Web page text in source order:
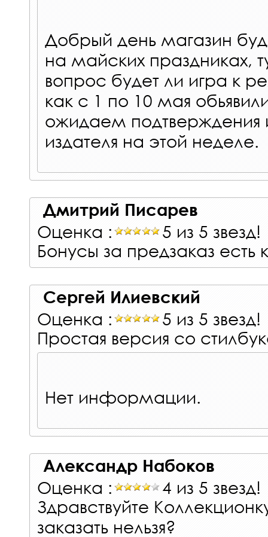
Добрый день магазин
на майских праздниках,
вопрос будет ли игра к
как с 1 по 10 мая
ожидаем
издателя на этой неделе.
Дмитрий Писарев
Оценка :
5 из 5 звезд!
Бонусы за предзаказ есть
Сергей Илиевский
Оценка :
5 из 5 звезд!
Простая версия со
Нет информации.
Александр Набоков
Оценка :
4 из 5 звезд!
Здравствуйте
заказать нельзя?